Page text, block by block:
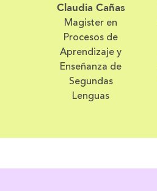
Claudia Cañas
Magister en
Procesos de
Aprendizaje y
Enseñanza de
Segundas
Lenguas